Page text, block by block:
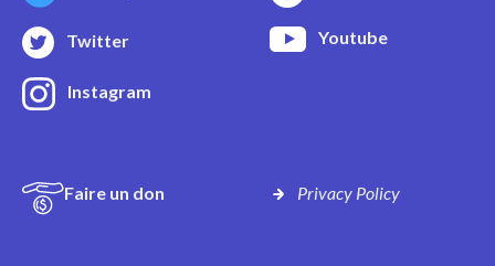
Twitter Youtube
Instagram
Faire un don Privacy Policy